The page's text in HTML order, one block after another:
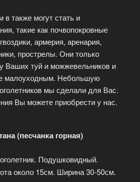
в также могут стать и
такие как почвопокровные
армерия, аренария,
прострелы. Они только
Ваших туй и можжевельников и
малоуходным. Небольшую
мы сделали для Вас.
Вы можете приобрести у нас.
(песчанка горная)
Подушковидный.
около 15см. Ширина 30-50см.